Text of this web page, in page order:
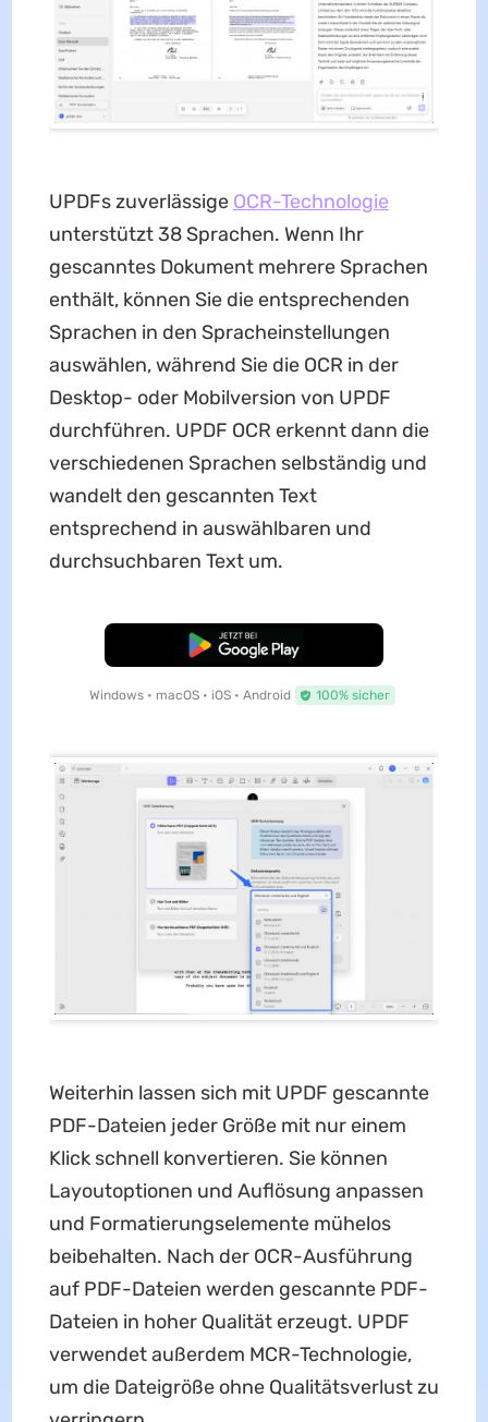
UPDFs zuverlässige OCR-Technologie
unterstützt 38 Sprachen. Wenn Ihr
gescanntes Dokument mehrere Sprachen
enthält, können Sie die entsprechenden
Sprachen in den Spracheinstellungen
auswählen, während Sie die OCR in der
Desktop- oder Mobilversion von UPDF
durchführen. UPDF OCR erkennt dann die
verschiedenen Sprachen selbständig und
wandelt den gescannten Text
entsprechend in auswählbaren und
durchsuchbaren Text um.
Kostenloser Download
Windows • macOS • iOS • Android 100% sicher
Weiterhin lassen sich mit UPDF gescannte
PDF-Dateien jeder Größe mit nur einem
Klick schnell konvertieren. Sie können
Layoutoptionen und Auflösung anpassen
und Formatierungselemente mühelos
beibehalten. Nach der OCR-Ausführung
auf PDF-Dateien werden gescannte PDF-
Dateien in hoher Qualität erzeugt. UPDF
verwendet außerdem MCR-Technologie,
um die Dateigröße ohne Qualitätsverlust zu